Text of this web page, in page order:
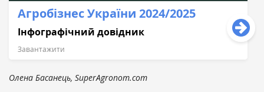
Агробізнес України 2024/2025
Інфографічний довідник
Завантажити
Олена Басанець, SuperAgronom.com